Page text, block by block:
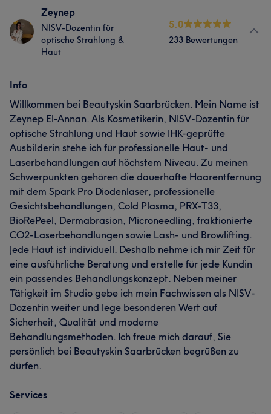
Zeynep
NISV-Dozentin für
optische Strahlung &
Haut
5.0
233 Bewertungen
Info
Willkommen bei Beautyskin Saarbrücken. Mein Name ist
Zeynep El-Annan. Als Kosmetikerin, NISV-Dozentin für
optische Strahlung und Haut sowie IHK-geprüfte
Ausbilderin stehe ich für professionelle Haut- und
Laserbehandlungen auf höchstem Niveau. Zu meinen
Schwerpunkten gehören die dauerhafte Haarentfernung
mit dem Spark Pro Diodenlaser, professionelle
Gesichtsbehandlungen, Cold Plasma, PRX-T33,
BioRePeel, Dermabrasion, Microneedling, fraktionierte
CO2-Laserbehandlungen sowie Lash- und Browlifting.
Jede Haut ist individuell. Deshalb nehme ich mir Zeit für
eine ausführliche Beratung und erstelle für jede Kundin
ein passendes Behandlungskonzept. Neben meiner
Tätigkeit im Studio gebe ich mein Fachwissen als NISV-
Dozentin weiter und lege besonderen Wert auf
Sicherheit, Qualität und moderne
Behandlungsmethoden. Ich freue mich darauf, Sie
persönlich bei Beautyskin Saarbrücken begrüßen zu
dürfen.
Services